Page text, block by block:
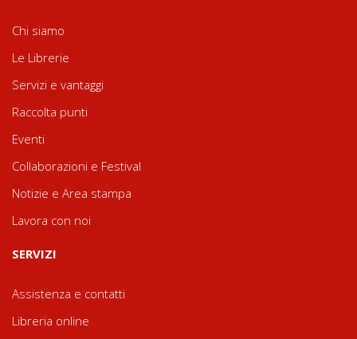
Chi siamo
Le Librerie
Servizi e vantaggi
Raccolta punti
Eventi
Collaborazioni e Festival
Notizie e Area stampa
Lavora con noi
SERVIZI
Assistenza e contatti
Libreria online